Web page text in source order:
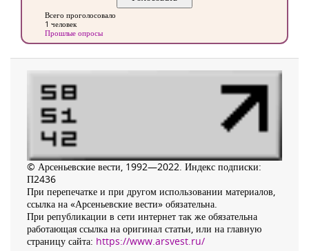
Всего проголосовало
1 человек
Прошлые опросы
© Арсеньевские вести, 1992—2022. Индекс подписки:
П2436
При перепечатке и при другом использовании материалов,
ссылка на «Арсеньевские вести» обязательна.
При републикации в сети интернет так же обязательна
работающая ссылка на оригинал статьи, или на главную
страницу сайта: https://www.arsvest.ru/